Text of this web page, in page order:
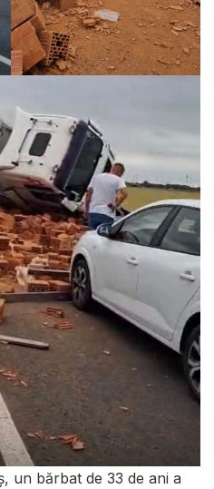
un bărbat de 33 de ani a